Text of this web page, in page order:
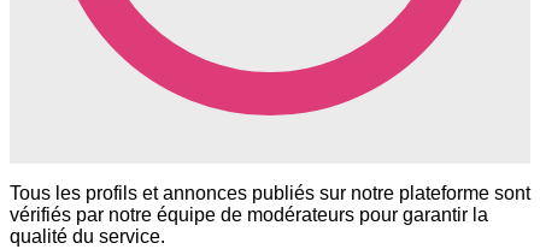
Tous les profils et annonces publiés sur notre plateforme sont
vérifiés par notre équipe de modérateurs pour garantir la
qualité du service.